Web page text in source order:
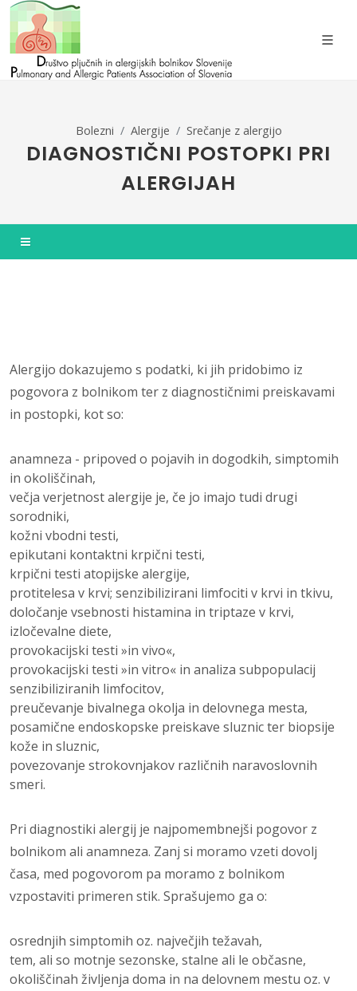
Bolezni Alergije Srečanje z alergijo
DIAGNOSTIČNI POSTOPKI PRI
ALERGIJAH
Alergijo dokazujemo s podatki, ki jih prido­bimo iz
pogovora z bolnikom ter z diagnostičnimi preiskavami
in postopki, kot so:
anamneza - pripoved o pojavih in dogodkih, simptomih
in okoliščinah,
večja verjetnost alergije je, če jo imajo tudi drugi
sorodniki,
kožni vbodni testi,
epikutani kontaktni krpični testi,
krpični testi atopijske alergije,
protitelesa v krvi; senzibilizirani limfociti v krvi in tkivu,
določanje vsebnosti histamina in triptaze v krvi,
izločevalne diete,
provokacijski testi »in vivo«,
provokacijski testi »in vitro« in analiza subpopulacij
senzibiliziranih limfocitov,
preučevanje bivalnega okolja in delov­nega mesta,
posamične endoskopske preiskave sluznic ter biopsije
kože in sluznic,
povezovanje strokovnjakov različnih naravoslovnih
smeri.
Pri diagnostiki alergij je najpomembnejši pogovor z
bolnikom ali anamneza. Zanj si moramo vzeti dovolj
časa, med pogovorom pa moramo z bolnikom
vzpostaviti prime­ren stik. Sprašujemo ga o:
osrednjih simptomih oz. največjih težavah,
tem, ali so motnje sezonske, stalne ali le občasne,
okoliščinah življenja doma in na delovnem mestu oz. v